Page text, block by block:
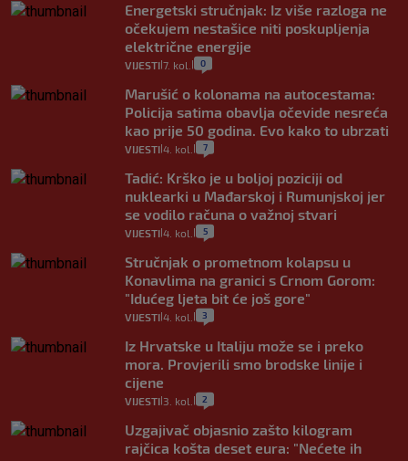
Energetski stručnjak: Iz više razloga ne
očekujem nestašice niti poskupljenja
električne energije
VIJESTI 7. kol. 0
Marušić o kolonama na autocestama:
Policija satima obavlja očevide nesreća
kao prije 50 godina. Evo kako to ubrzati
VIJESTI 4. kol. 7
Tadić: Krško je u boljoj poziciji od
nuklearki u Mađarskoj i Rumunjskoj jer
se vodilo računa o važnoj stvari
VIJESTI 4. kol. 5
Stručnjak o prometnom kolapsu u
Konavlima na granici s Crnom Gorom:
"Idućeg ljeta bit će još gore"
VIJESTI 4. kol. 3
Iz Hrvatske u Italiju može se i preko
mora. Provjerili smo brodske linije i
cijene
VIJESTI 3. kol. 2
Uzgajivač objasnio zašto kilogram
rajčica košta deset eura: "Nećete ih